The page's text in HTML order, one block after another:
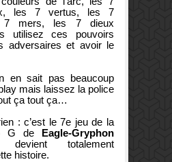
les 7 vertus, les 7
7 mers, les 7 dieux
utilisez ces
pouvoirs
adversaires et avoir le
en sait pas beaucoup
mais laissez la police
ça tout ça…
: c’est le 7e jeu de la
G de Eagle-Gryphon
totalement
histoire.